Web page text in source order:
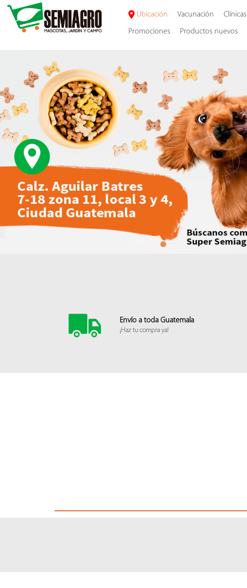
(+502)
50257842524
+502
25079124
Calzada
Raúl
Aguilar
Batres
7-
18,
locales
Ubicación Vacunación Clínicas
Promociones Productos nuevos
1
Envío a toda Guatemala
¡Haz tu compra ya!